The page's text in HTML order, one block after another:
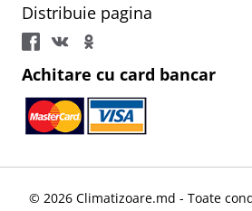
Distribuie pagina
Achitare cu card bancar
© 2026 Climatizoare.md - Toate